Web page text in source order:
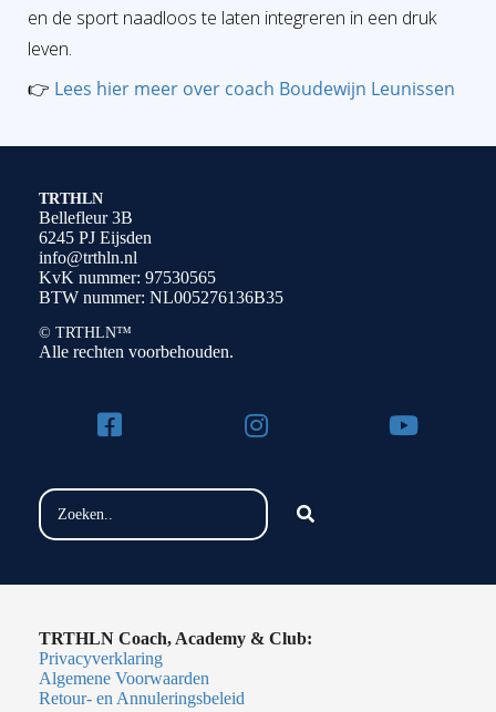
en de sport naadloos te laten integreren in een druk
leven.
👉 Lees hier meer over coach Boudewijn Leunissen
TRTHLN
Bellefleur 3B
6245 PJ Eijsden
info@trthln.nl
KvK nummer: 97530565
BTW nummer: NL005276136B35
© TRTHLN™
Alle rechten voorbehouden.
TRTHLN Coach, Academy & Club:
Privacyverklaring
Algemene Voorwaarden
Retour- en Annuleringsbeleid